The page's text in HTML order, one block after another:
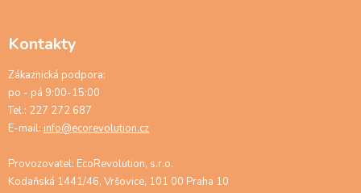
Kontakty
Zákaznická podpora:
po - pá 9:00-15:00
Tel.: 227 272 687
E-mail: info@ecorevolution.cz
Provozovatel: EcoRevolution, s.r.o.
Kodaňská 1441/46, Vršovice, 101 00 Praha 10